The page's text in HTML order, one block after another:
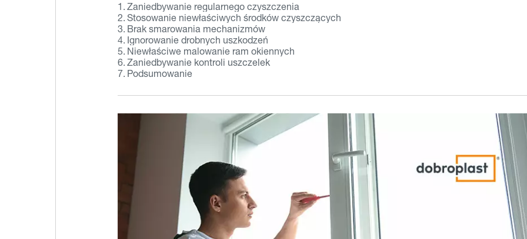
Zaniedbywanie regularnego czyszczenia
Stosowanie niewłaściwych środków czyszczących
Brak smarowania mechanizmów
Ignorowanie drobnych uszkodzeń
Niewłaściwe malowanie ram okiennych
Zaniedbywanie kontroli uszczelek
Podsumowanie